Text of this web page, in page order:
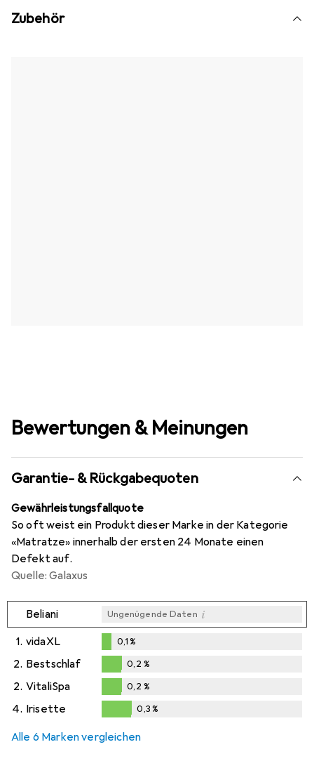
Zubehör
Bewertungen & Meinungen
Garantie- & Rückgabequoten
Gewährleistungsfallquote
So oft weist ein Produkt dieser Marke in der Kategorie
«Matratze» innerhalb der ersten 24 Monate einen
Defekt auf.
Quelle: Galaxus
Beliani Ungenügende Daten i
1. vidaXL
%
0,1%
2. Bestschlaf
0,2%
0,2 %
2. VitaliSpa
0,2%
0,2 %
4. Irisette 0,3%
Alle 6 Marken vergleichen